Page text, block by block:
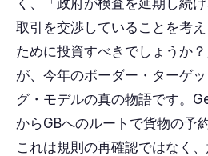
く、「政府が検査を延期し続
取引を交渉していることを考
ために投資すべきでしょうか
が、今年のボーダー・ターゲ
グ・モデルの真の物語です。
からGBへのルートで貨物の予
これは規則の再確認ではなく